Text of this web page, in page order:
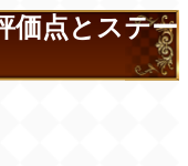
価点とステー